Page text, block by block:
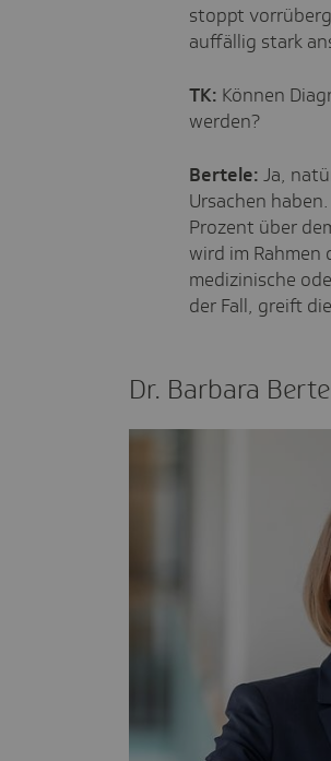
stoppt
auffällig stark
TK: Können
werden?
Bertele: Ja,
Ursachen
Prozent über
wird im Rahmen
medizinische
der Fall, greift
Dr. Barbara